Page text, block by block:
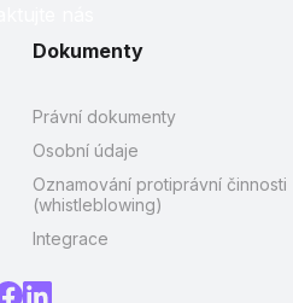
Dokumenty
Právní dokumenty
Osobní údaje
Oznamování protiprávní činnosti
(whistleblowing)
Integrace